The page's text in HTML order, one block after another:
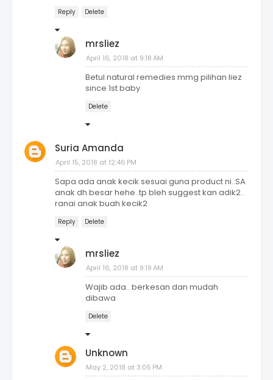
Reply Delete
mrsliez
April 16, 2018 at 9:18 AM
Betul natural remedies mmg pilihan liez
since 1st baby
Delete
Suria Amanda
April 15, 2018 at 12:46 PM
Sapa ada anak kecik sesuai guna product ni..SA
anak dh besar hehe..tp bleh suggest kan adik2..
ranai anak buah kecik2
Reply Delete
mrsliez
April 16, 2018 at 9:19 AM
Wajib ada.. berkesan dan mudah
dibawa
Delete
Unknown
May 2, 2018 at 3:05 PM